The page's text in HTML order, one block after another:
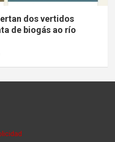
dos vertidos
de biogás ao río